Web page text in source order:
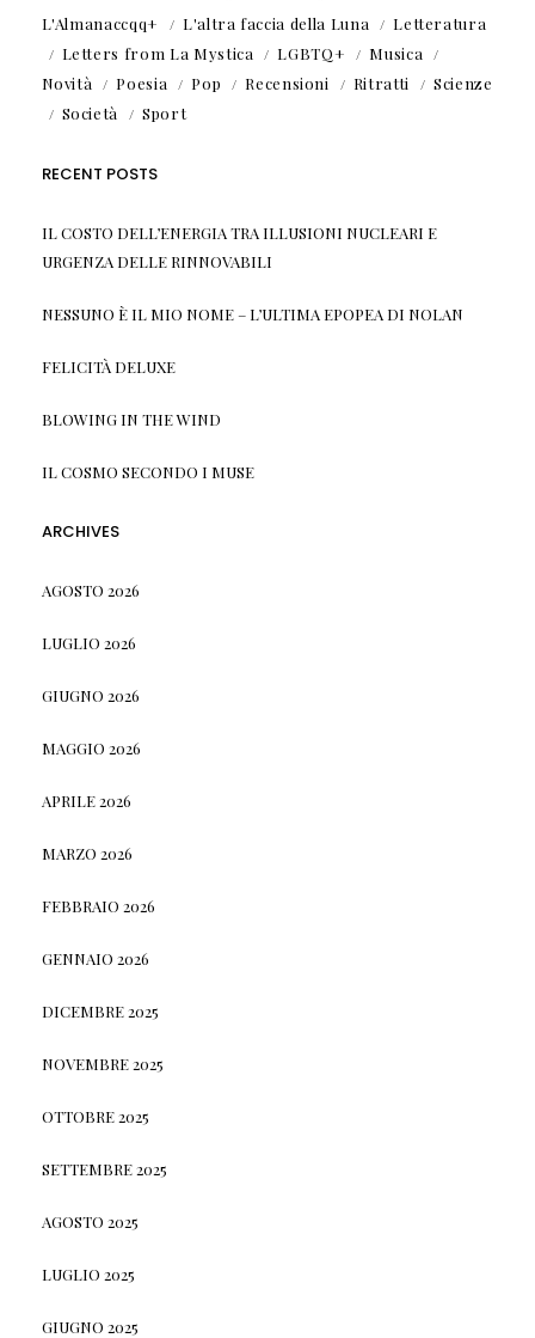
L'Almanaccqq+
L'altra faccia della Luna
Letteratura
Letters from La Mystica
LGBTQ+
Musica
Novità
Poesia Pop Recensioni Ritratti
Scienze
Società
Sport
RECENT POSTS
IL COSTO DELL’ENERGIA TRA ILLUSIONI NUCLEARI E
URGENZA DELLE RINNOVABILI
NESSUNO È IL MIO NOME – L’ULTIMA EPOPEA DI NOLAN
FELICITÀ DELUXE
BLOWING IN THE WIND
IL COSMO SECONDO I MUSE
ARCHIVES
AGOSTO 2026
LUGLIO 2026
GIUGNO 2026
MAGGIO 2026
APRILE 2026
MARZO 2026
FEBBRAIO 2026
GENNAIO 2026
DICEMBRE 2025
NOVEMBRE 2025
OTTOBRE 2025
SETTEMBRE 2025
AGOSTO 2025
LUGLIO 2025
GIUGNO 2025